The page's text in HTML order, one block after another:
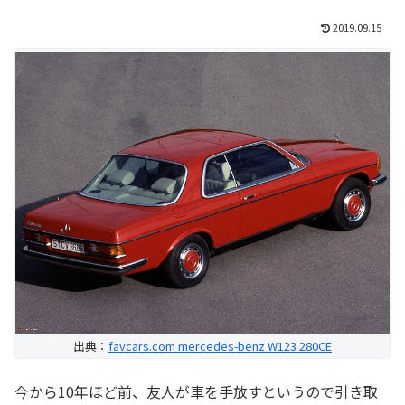
2019.09.15
出典： favcars.com mercedes-benz W123 280CE
今から10年ほど前、友人が車を手放すというので引き取